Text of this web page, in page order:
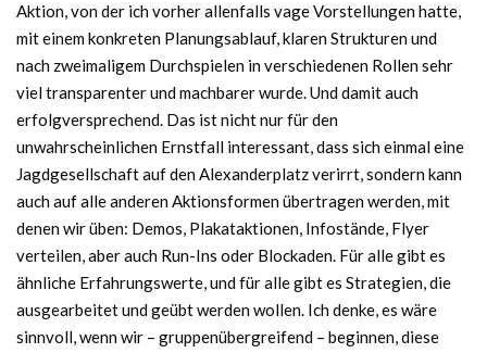
Aktion, von der ich vorher allenfalls vage Vorstellungen hatte,
mit einem konkreten Planungsablauf, klaren Strukturen und
nach zweimaligem Durchspielen in verschiedenen Rollen sehr
viel transparenter und machbarer wurde. Und damit auch
erfolgversprechend. Das ist nicht nur für den
unwahrscheinlichen Ernstfall interessant, dass sich einmal eine
Jagdgesellschaft auf den Alexanderplatz verirrt, sondern kann
auch auf alle anderen Aktionsformen übertragen werden, mit
denen wir üben: Demos, Plakataktionen, Infostände, Flyer
verteilen, aber auch Run-Ins oder Blockaden. Für alle gibt es
ähnliche Erfahrungswerte, und für alle gibt es Strategien, die
ausgearbeitet und geübt werden wollen. Ich denke, es wäre
sinnvoll, wenn wir – gruppenübergreifend – beginnen, diese